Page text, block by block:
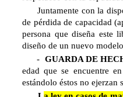
Juntamente con la
de pérdida de capacidad
persona que diseña
diseño de un nuevo
- GUARDA DE
edad que se encuentre
estándolo éstos no ejerzan